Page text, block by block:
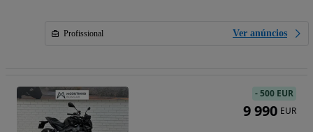
Profissional Ver anúncios
-500 EUR
9 990 EUR